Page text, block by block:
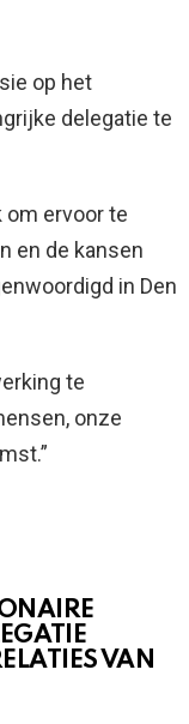
op het
delegatie te
om ervoor te
en de kansen
in Den
te
onze
VAN